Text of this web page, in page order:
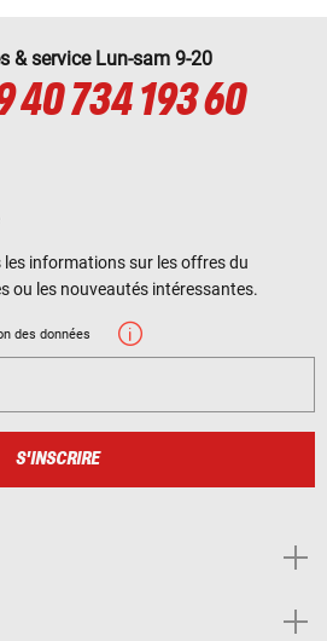
& service Lun-sam 9-20
40 734 193 60
informations sur les offres du
ou les nouveautés intéressantes.
des données
S'INSCRIRE